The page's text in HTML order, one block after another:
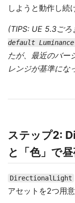
しようと動作し続
(TIPS: UE 5.3ごろ
default
たが、最近のバー
レンジが基準にな
ステップ2:
と「色」で
DirectionalLight
アセットを2つ用意